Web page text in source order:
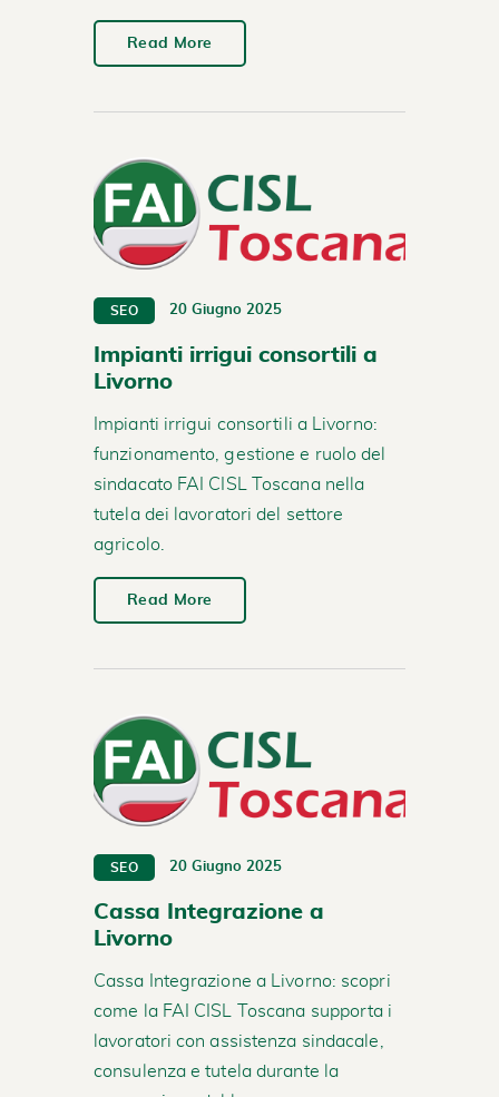
Read More
SEO 20 Giugno 2025
Impianti irrigui consortili a
Livorno
Impianti irrigui consortili a Livorno:
funzionamento, gestione e ruolo del
sindacato FAI CISL Toscana nella
tutela dei lavoratori del settore
agricolo.
Read More
SEO 20 Giugno 2025
Cassa Integrazione a
Livorno
Cassa Integrazione a Livorno: scopri
come la FAI CISL Toscana supporta i
lavoratori con assistenza sindacale,
consulenza e tutela durante la